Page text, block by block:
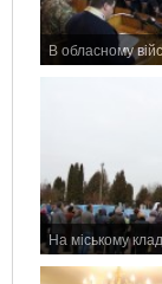
В обласному
На міському